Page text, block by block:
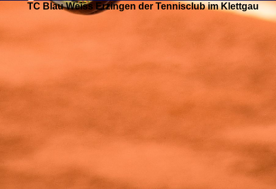
TC Blau Weiss Erzingen der Tennisclub im Klettgau